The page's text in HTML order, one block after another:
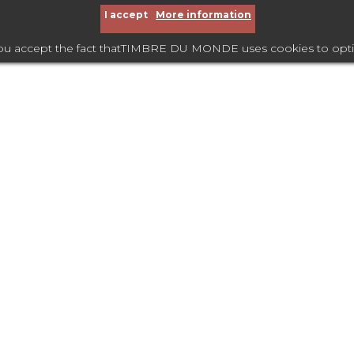
I accept More information
accept the fact thatTIMBRE DU MONDE uses cookies to